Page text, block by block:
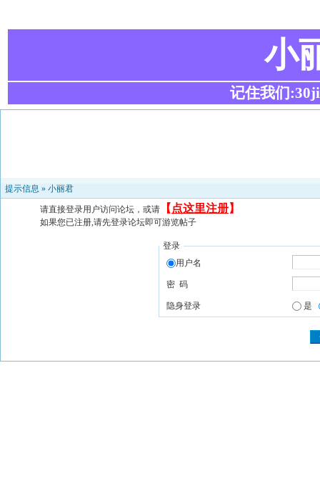
小
记住我们
提示信息 » 小丽君
请直接登录用户访问论坛，或请 【 点这里注册】
如果您已注册,请先登录论坛即可游览帖子
登录
用户名
密 码
隐身登录 是